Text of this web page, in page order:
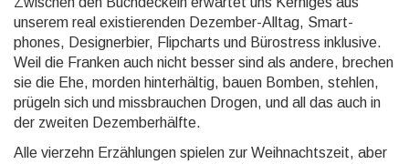
unserem real existie­renden Dezember-Alltag, Smart­
phones, Designer­bier, Flipcharts und Büro­stress inklu­sive.
Weil die Franken auch nicht besser sind als andere, brechen
sie die Ehe, morden hinter­hältig, bauen Bomben, stehlen,
prügeln sich und miss­brauchen Drogen, und all das auch in
der zweiten Dezember­hälfte.
Alle vierzehn Erzählungen spielen zur Weihnachts­zeit, aber